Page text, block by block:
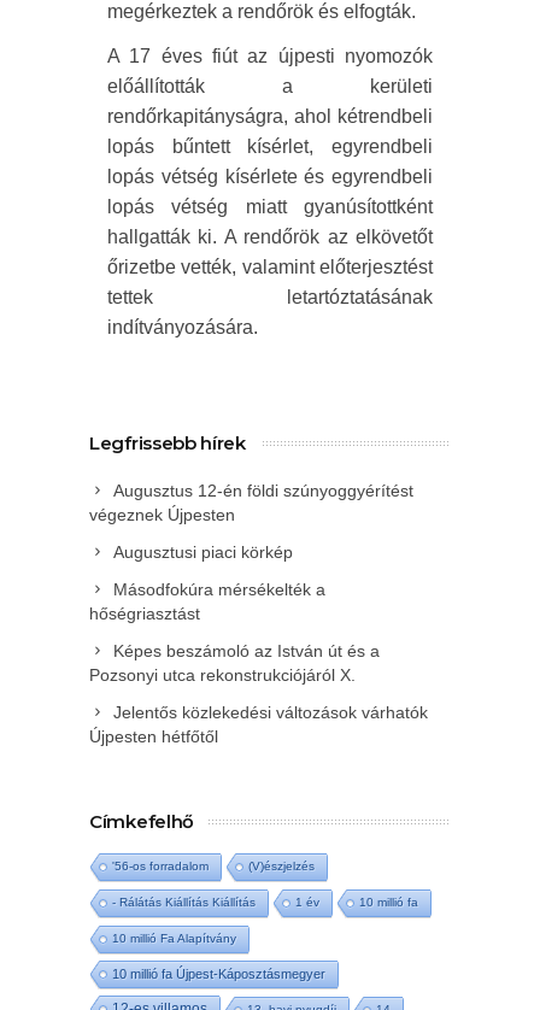
megérkeztek a rendőrök és elfogták.
A 17 éves fiút az újpesti nyomozók
előállították a kerületi
rendőrkapitányságra, ahol kétrendbeli
lopás bűntett kísérlet, egyrendbeli
lopás vétség kísérlete és egyrendbeli
lopás vétség miatt gyanúsítottként
hallgatták ki. A rendőrök az elkövetőt
őrizetbe vették, valamint előterjesztést
tettek letartóztatásának
indítványozására.
Legfrissebb hírek
Augusztus 12-én földi szúnyoggyérítést
végeznek Újpesten
Augusztusi piaci körkép
Másodfokúra mérsékelték a
hőségriasztást
Képes beszámoló az István út és a
Pozsonyi utca rekonstrukciójáról X.
Jelentős közlekedési változások várhatók
Újpesten hétfőtől
Címkefelhő
'56-os forradalom (V)észjelzés
- Rálátás Kiállítás Kiállítás 1 év 10 millió fa
10 millió Fa Alapítvány
10 millió fa Újpest-Káposztásmegyer